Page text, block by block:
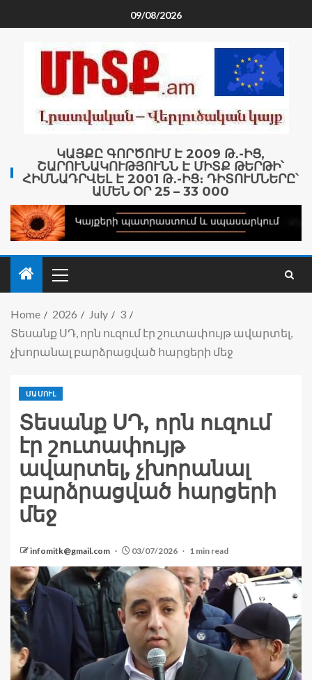
09/08/2026
ԿԱՅՔԸ ԳՈՐԾՈՒՄ Է 2009 Թ․-ԻՑ,
ՇԱՐՈՒՆԱԿՈՒԹՅՈՒՆՆ Է ՄԻՏՔ ԹԵՐԹԻ՝
ՀԻՄՆԱԴՐՎԵԼ Է 2001 Թ․-ԻՑ։ ԴԻՏՈՒՄՆԵՐԸ՝
ԱՄԵՆ ՕՐ 25 – 33 000
Home 2026 July
3
Տեսանք ՍԴ, որն ուզում էր շուտափույթ ավարտել,
չխորանալ բարձրացված հարցերի մեջ
ՄԱՄՈՒԼ
Տեսանք ՍԴ, որն ուզում
էր շուտափույթ
ավարտել, չխորանալ
բարձրացված հարցերի
մեջ
infomitk@gmail.com 03/07/2026 1 min read